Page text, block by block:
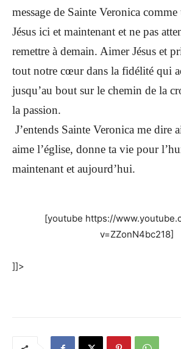
message de Sainte Veronica
Jésus ici et maintenant et ne pas
remettre à demain. Aimer Jésus et
tout notre cœur dans la fidélité qui
jusqu’au bout sur le chemin de la
la passion.
J’entends Sainte Veronica me dire
aime l’église, donne ta vie pour
maintenant et aujourd’hui.
[youtube https://
v=ZZonN4bc218]
]]>